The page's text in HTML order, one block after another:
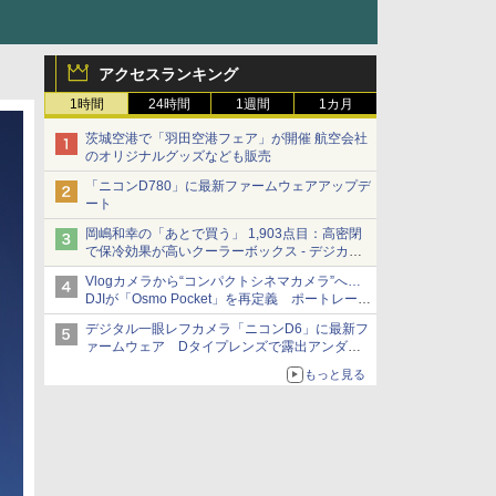
アクセスランキング
1時間 24時間 1週間 1カ月
茨城空港で「羽田空港フェア」が開催 航空会社
のオリジナルグッズなども販売
「ニコンD780」に最新ファームウェアアップデ
ート
岡嶋和幸の「あとで買う」 1,903点目：高密閉
で保冷効果が高いクーラーボックス - デジカメ
Watch
Vlogカメラから“コンパクトシネマカメラ”へ…
DJIが「Osmo Pocket」を再定義 ポートレート
重視の映像設計に
デジタル一眼レフカメラ「ニコンD6」に最新フ
ァームウェア Dタイプレンズで露出アンダー
もっと見る